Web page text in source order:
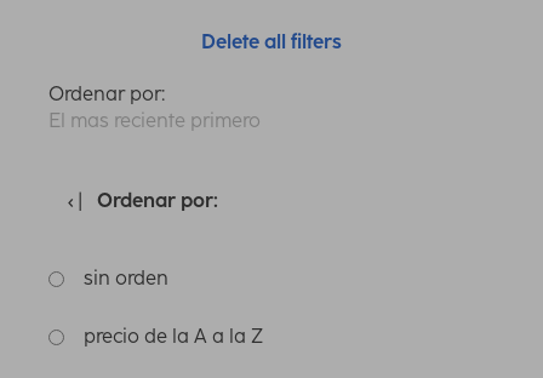
Delete all filters
Ordenar por:
El mas reciente primero
Ordenar por:
sin orden
precio de la A a la Z